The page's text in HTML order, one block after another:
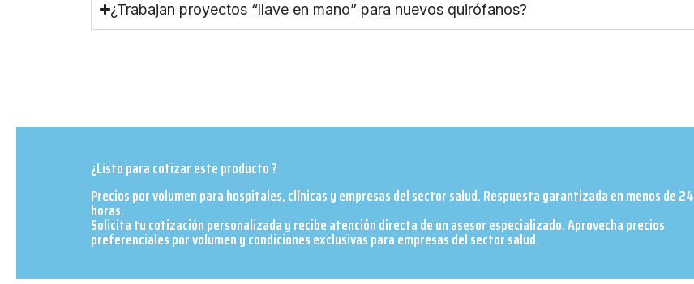
¿Trabajan proyectos “llave en mano” para nuevos quirófanos?
¿Listo para cotizar este producto ?
Precios por volumen para hospitales, clínicas y empresas del sector salud. Respuesta garantizada en menos de 24
horas.
Solicita tu cotización personalizada y recibe atención directa de un asesor especializado. Aprovecha precios
preferenciales por volumen y condiciones exclusivas para empresas del sector salud.​